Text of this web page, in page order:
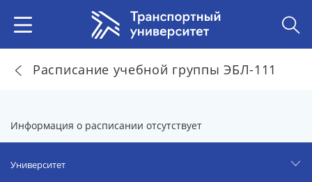
Расписание учебной группы ЭБЛ-111
Информация о расписании отсутствует
Университет